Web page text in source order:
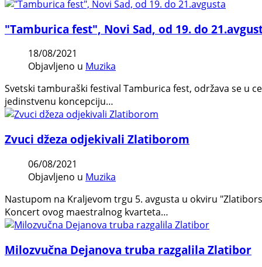
"Tamburica fest", Novi Sad, od 19. do
18/08/2021
Objavljeno u Muzika
Svetski tamburaški festival Tamburica fest, održava se u
jedinstvenu koncepciju…
Zvuci džeza odjekivali Zlatiborom
06/08/2021
Objavljeno u Muzika
Nastupom na Kraljevom trgu 5. avgusta u okviru
Koncert ovog maestralnog kvarteta…
Milozvučna Dejanova truba razgalila Zlatibor